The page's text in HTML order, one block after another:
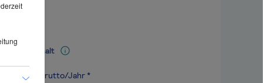
Mediangehalt
€ brutto/Jahr *